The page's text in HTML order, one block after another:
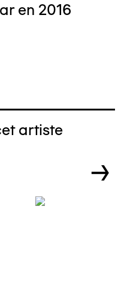
en 2016
artiste
→